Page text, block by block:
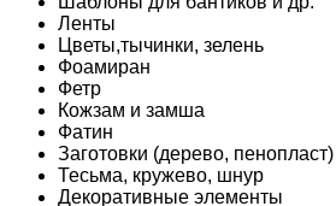
Ленты
Цветы,тычинки, зелень
Фоамиран
Фетр
Кожзам и замша
Фатин
Заготовки (дерево, пенопласт)
Тесьма, кружево, шнур
Декоративные элементы